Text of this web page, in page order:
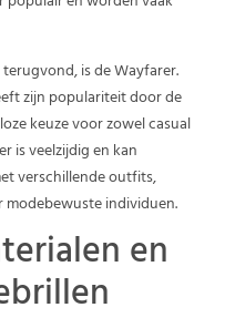
is de Wayfarer.
zijn populariteit door de
keuze voor zowel casual
is veelzijdig en kan
verschillende outfits,
individuen.
en